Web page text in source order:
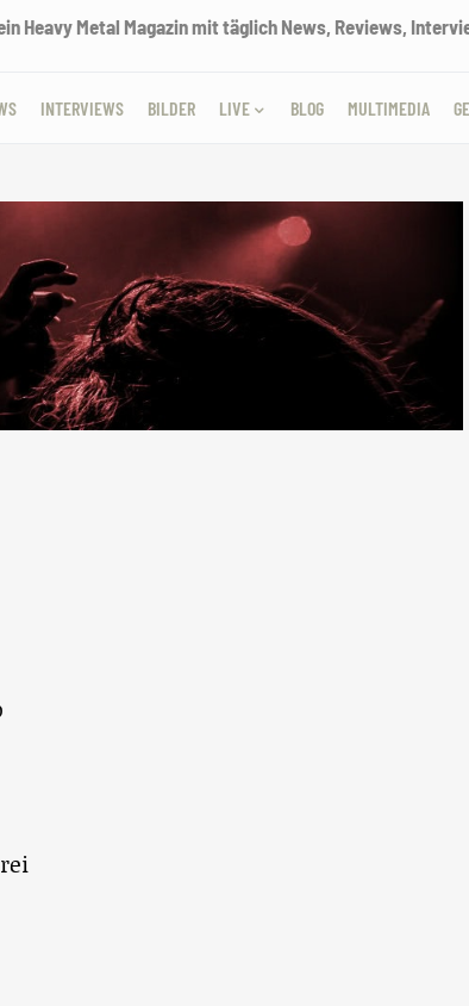
Heavy Metal Magazin mit täglich News, Reviews,
INTERVIEWS BILDER LIVE BLOG MULTIMEDIA